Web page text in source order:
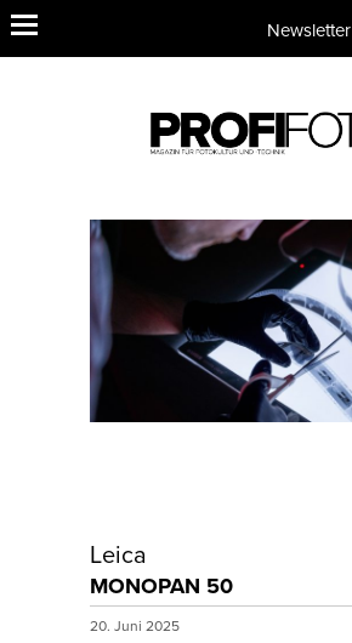
Newsletter
Leica
MONOPAN 50
20. Juni 2025